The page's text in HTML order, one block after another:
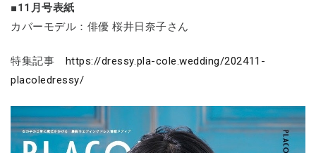
■11月号表紙
カバーモデル：俳優 桜井日奈子さん
特集記事
https://dressy.pla-cole.wedding/202411-
placoledressy/